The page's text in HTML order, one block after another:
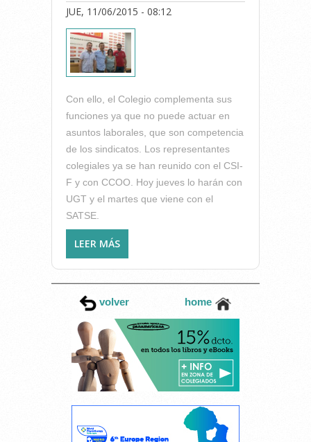
JUE, 11/06/2015 - 08:12
Con ello, el Colegio complementa sus
funciones ya que no puede actuar en
asuntos laborales, que son competencia
de los sindicatos. Los representantes
colegiales ya se han reunido con el CSI-
F y con CCOO. Hoy jueves lo harán con
UGT y el martes que viene con el
SATSE.
LEER MÁS
RONDA DE CONTACTOS CON
LOS SINDICATOS PARA
COLABORACIÓN QUE
PERMITA MEJORAR LA
ATENCIÓN A LOS
COLEGIADOS EN MATERIA
LABORAL
volver home